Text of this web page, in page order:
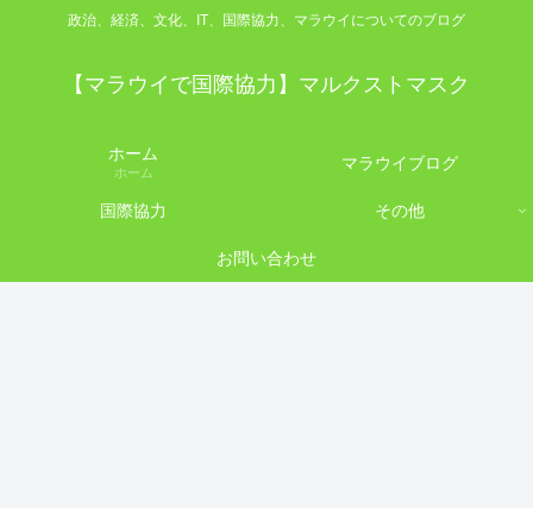
政治、経済、文化、IT、国際協力、マラウイについてのブログ
【マラウイで国際協力】マルクストマスク
ホーム
ホーム マラウイブログ
国際協力 その他
お問い合わせ